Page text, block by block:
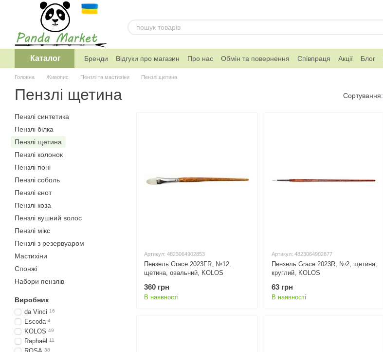
Перейти к основному контенту
Каталог Бренди Відгуки про магазин Про нас Обмін та повернення Співпраця Акції Блог
Telegram канал магазину
Головна Живопис Пензлі та мастихіни Пензлі щетина
Пензлі щетина Сортування:
Артикул: 4823064902853
Пензель Grace 2023FR, №12,
щетина, овальний, KOLOS
360 грн
В наявності
Артикул: 4823064902877
Пензель Grace 2023R, №2, щетина,
круглий, KOLOS
63 грн
В наявності
Пензлі синтетика
Пензлі білка
Пензлі щетина
Пензлі колонок
Пензлі поні
Пензлі соболь
Пензлі єнот
Пензлі коза
Пензлi вушний волос
Пензлі мiкс
Пензлі з резервуаром
Мастихіни
Спонжi
Набори пензлiв
Виробник
da Vinci 16
Escoda 4
KOLOS 49
Raphaël 11
38